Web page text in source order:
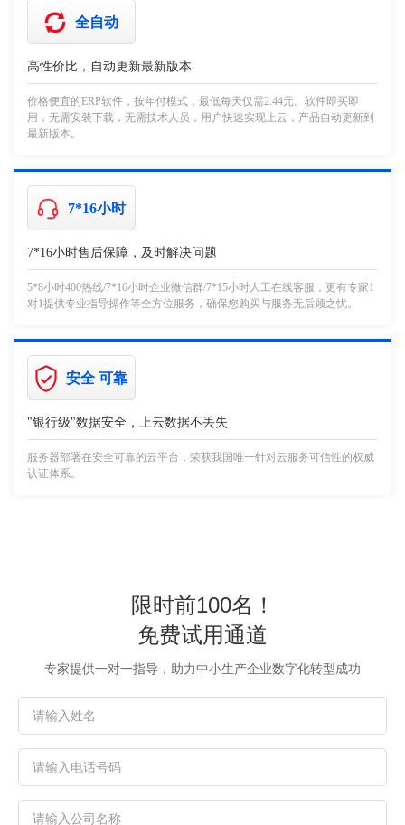
全自动
高性价比，自动更新最新版本
价格便宜的ERP软件，按年付模式，最低每天仅需2.44元。软件即买即
用，无需安装下载，无需技术人员，用户快速实现上云，产品自动更新到
最新版本。
7*16小时
7*16小时售后保障，及时解决问题
5*8小时400热线/7*16小时企业微信群/7*15小时人工在线客服，更有专家1
对1提供专业指导操作等全方位服务，确保您购买与服务无后顾之忧。
安全 可靠
"银行级"数据安全，上云数据不丢失
服务器部署在安全可靠的云平台，荣获我国唯一针对云服务可信性的权威
认证体系。
限时前100名！
免费试用通道
专家提供一对一指导，助力中小生产企业数字化转型成功